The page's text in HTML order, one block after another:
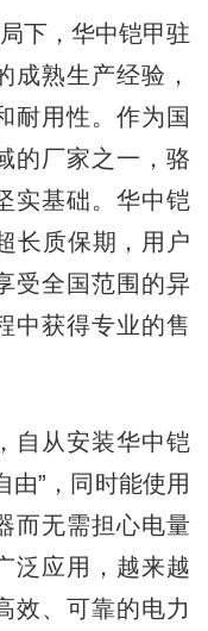
下，华中铠甲驻
成熟生产经验，
耐用性。作为国
的厂家之一，骆
实基础。华中铠
长质保期，用户
受全国范围的异
中获得专业的售
从安装华中铠
由”，同时能使用
而无需担心电量
泛应用，越来越
效、可靠的电力